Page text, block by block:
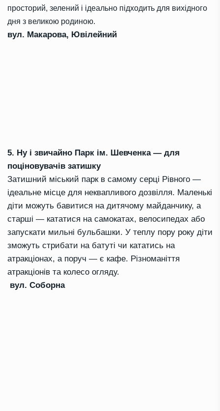
просторий, зелений і ідеально підходить для вихідного
дня з великою родиною.
вул. Макарова, Ювілейний
5. Ну і звичайно Парк ім. Шевченка — для
поціновувачів затишку
Затишний міський парк в самому серці Рівного —
ідеальне місце для неквапливого дозвілля. Маленькі
діти можуть бавитися на дитячому майданчику, а
старші — кататися на самокатах, велосипедах або
запускати мильні бульбашки. У теплу пору року діти
зможуть стрибати на батуті чи кататись на
атракціонах, а поруч — є кафе. Різноманіття
атракціонів та колесо огляду.
вул. Соборна